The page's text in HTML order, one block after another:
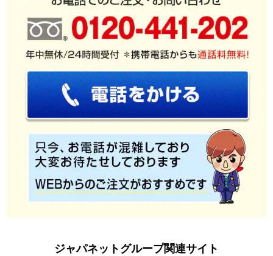
ジャパネットグループ関連サイト